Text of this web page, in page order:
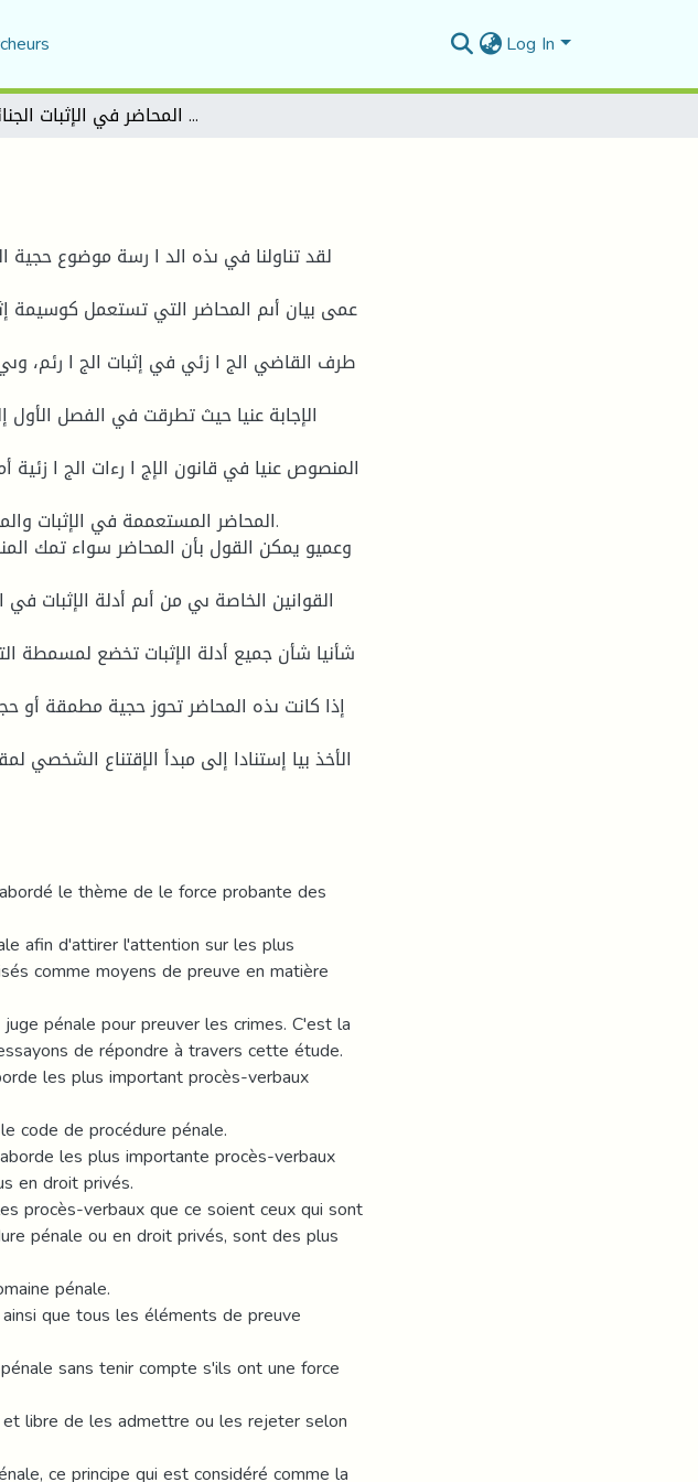
Log In
حجية المحاضر في الإثبات الجنائي
لقد تناولنا في ىذه الد ا رسة موضوع حجية
عمى بيان أىم المحاضر التي تستعمل كوسيمة
طرف القاضي الج ا زئي في إثبات الج ا رئم،
الإجابة عنيا حيث تطرقت في الفصل
المنصوص عنيا في قانون الإج ا رءات الج ا زئية
المحاضر المستعممة في الإثبات
وعميو يمكن القول بأن المحاضر سواء تمك
القوانين الخاصة ىي من أىم أدلة الإثبات في
شأنيا شأن جميع أدلة الإثبات تخضع لمسمطة
إذا كانت ىذه المحاضر تحوز حجية مطمقة أو
الأخذ بيا إستنادا إلى مبدأ الإقتناع
le thème de le force probante des
afin d'attirer l'attention sur les plus
comme moyens de preuve en matière
pénale pour preuver les crimes. C'est la
de répondre à travers cette étude.
les plus important procès-verbaux
code de procédure pénale.
les plus importante procès-verbaux
en droit privés.
procès-verbaux que ce soient ceux qui sont
pénale ou en droit privés, sont des plus
pénale.
que tous les éléments de preuve
sans tenir compte s'ils ont une force
libre de les admettre ou les rejeter selon
ce principe qui est considéré comme la